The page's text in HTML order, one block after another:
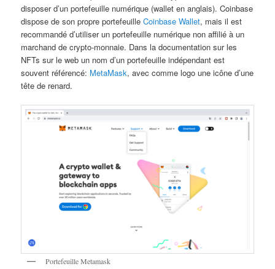
disposer d’un portefeuille numérique (wallet en anglais). Coinbase
dispose de son propre portefeuilleCoinbase Wallet, mais il est
recommandé d’utiliser un portefeuille numérique non affilié à un
marchand de crypto-monnaie. Dans la documentation sur les
NFTs sur le web un nom d’un portefeuille indépendant est
souvent référencé: MetaMask, avec comme logo une icône d’une
tête de renard.
Portefeuille Metamask